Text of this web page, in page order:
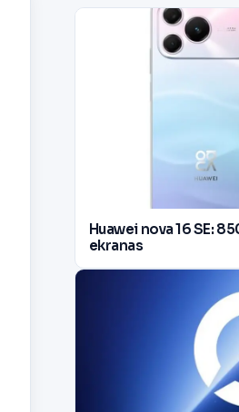
Huawei nova 16 SE:
ekranas